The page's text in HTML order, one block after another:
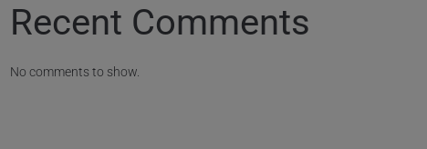
Recent Comments
No comments to show.